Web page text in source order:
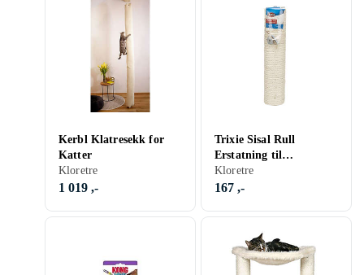
Kerbl Klatresekk for
Katter
Kloretre
1 019 ,-
Trixie Sisal Rull
Erstatning til
Klorestolpe (Ø 9 cm / 60
cm)
Kloretre
167 ,-